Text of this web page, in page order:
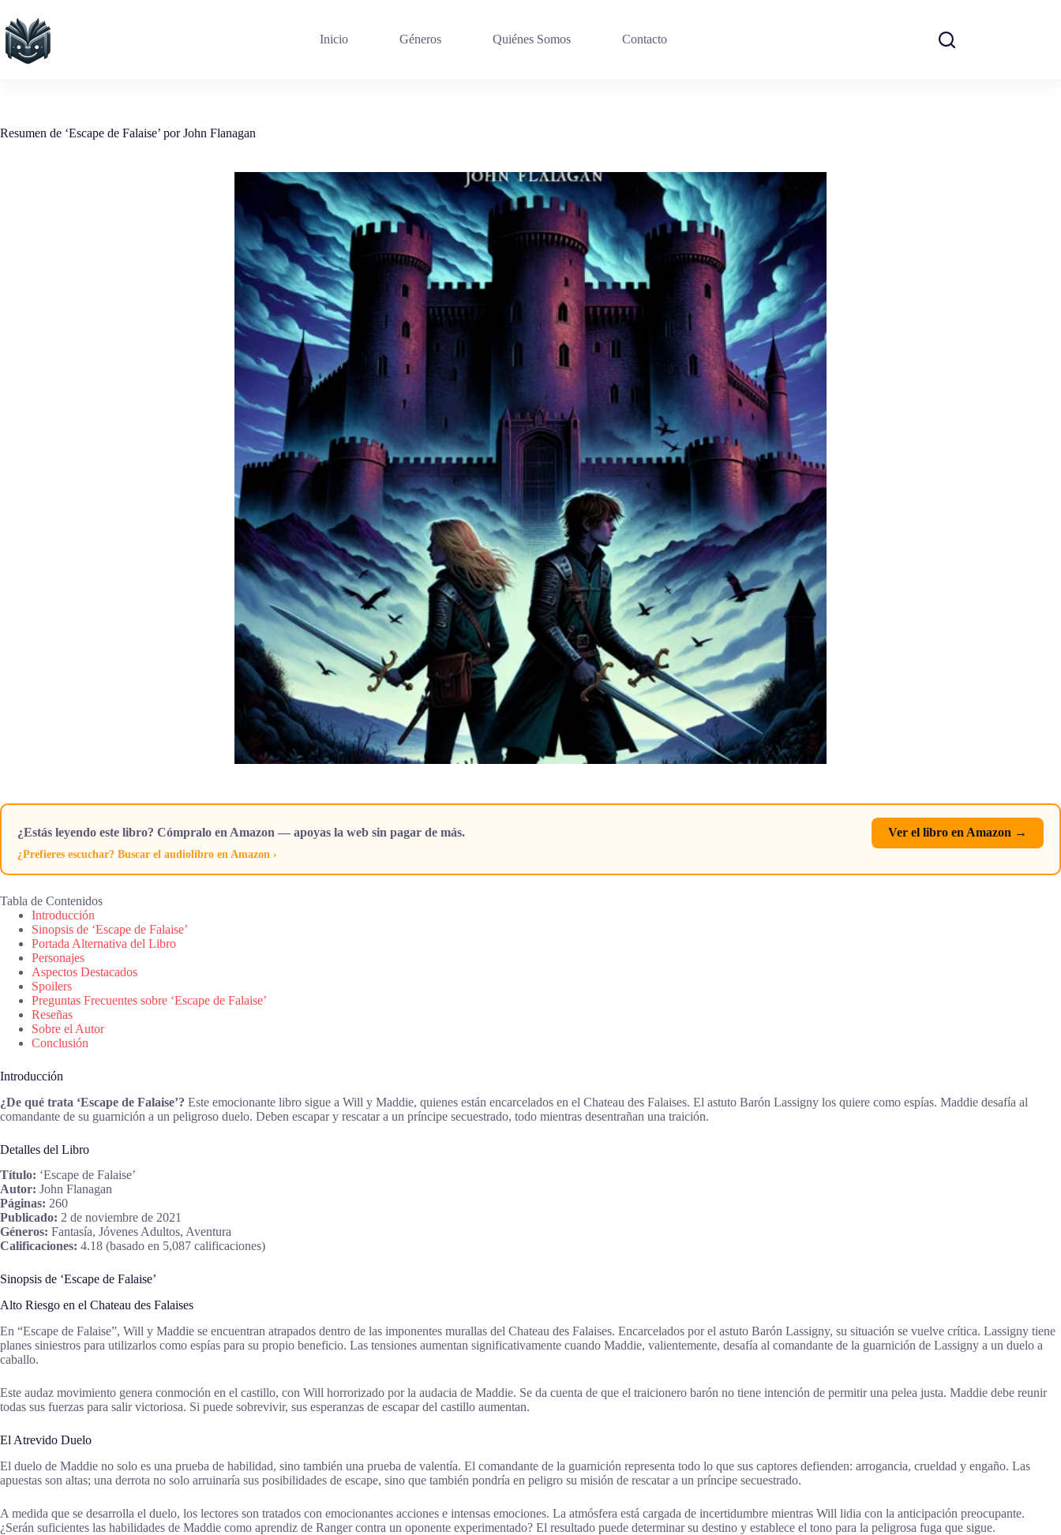
contenido
Inicio Géneros Quiénes Somos Contacto
Resumen de ‘Escape de Falaise’ por John Flanagan
¿Estás leyendo este libro? Cómpralo en Amazon — apoyas la web sin pagar de más. Ver el libro en Amazon →
¿Prefieres escuchar? Buscar el audiolibro en Amazon ›
Tabla de Contenidos
Introducción
Sinopsis de ‘Escape de Falaise’
Portada Alternativa del Libro
Personajes
Aspectos Destacados
Spoilers
Preguntas Frecuentes sobre ‘Escape de Falaise’
Reseñas
Sobre el Autor
Conclusión
Introducción
¿De qué trata ‘Escape de Falaise’? Este emocionante libro sigue a Will y Maddie, quienes están encarcelados en el Chateau des Falaises. El astuto Barón Lassigny los quiere como espías. Maddie desafía al
comandante de su guarnición a un peligroso duelo. Deben escapar y rescatar a un príncipe secuestrado, todo mientras desentrañan una traición.
Detalles del Libro
Título: ‘Escape de Falaise’
Autor: John Flanagan
Páginas: 260
Publicado: 2 de noviembre de 2021
Géneros: Fantasía, Jóvenes Adultos, Aventura
Calificaciones: 4.18 (basado en 5,087 calificaciones)
Sinopsis de ‘Escape de Falaise’
Alto Riesgo en el Chateau des Falaises
En “Escape de Falaise”, Will y Maddie se encuentran atrapados dentro de las imponentes murallas del Chateau des Falaises. Encarcelados por el astuto Barón Lassigny, su situación se vuelve crítica. Lassigny tiene
planes siniestros para utilizarlos como espías para su propio beneficio. Las tensiones aumentan significativamente cuando Maddie, valientemente, desafía al comandante de la guarnición de Lassigny a un duelo a
caballo.
Este audaz movimiento genera conmoción en el castillo, con Will horrorizado por la audacia de Maddie. Se da cuenta de que el traicionero barón no tiene intención de permitir una pelea justa. Maddie debe reunir
todas sus fuerzas para salir victoriosa. Si puede sobrevivir, sus esperanzas de escapar del castillo aumentan.
El Atrevido Duelo
El duelo de Maddie no solo es una prueba de habilidad, sino también una prueba de valentía. El comandante de la guarnición representa todo lo que sus captores defienden: arrogancia, crueldad y engaño. Las
apuestas son altas; una derrota no solo arruinaría sus posibilidades de escape, sino que también pondría en peligro su misión de rescatar a un príncipe secuestrado.
A medida que se desarrolla el duelo, los lectores son tratados con emocionantes acciones e intensas emociones. La atmósfera está cargada de incertidumbre mientras Will lidia con la anticipación preocupante.
¿Serán suficientes las habilidades de Maddie como aprendiz de Ranger contra un oponente experimentado? El resultado puede determinar su destino y establece el tono para la peligrosa fuga que sigue.